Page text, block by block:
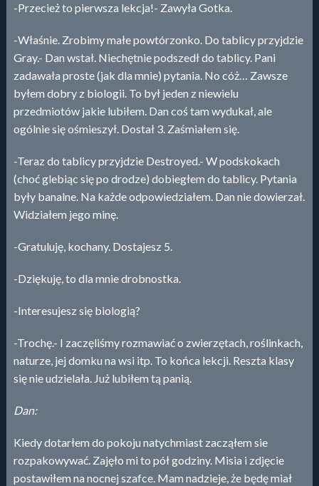
-Przecież to pierwsza lekcja!- Zawyła Gotka.
-Właśnie. Zrobimy małe powtórzonko. Do tablicy przyjdzie
Gray.- Dan wstał. Niechętnie podszedł do tablicy. Pani
zadawała proste (jak dla mnie) pytania. No cóż… Zawsze
byłem dobry z biologii. To był jeden z niewielu
przedmiotów jakie lubiłem. Dan coś tam wydukał, ale
ogólnie się ośmieszył. Dostał 3. Zaśmiałem się.
-Teraz do tablicy przyjdzie Destroyed.- W podskokach
(choć glebiąc się po drodze) dobiegłem do tablicy. Pytania
były banalne. Na każde odpowiedziałem. Dan nie dowierzał.
Widziałem jego minę.
-Gratuluję, kochany. Dostajesz 5.
-Dziękuję, to dla mnie drobnostka.
-Interesujesz się biologią?
-Trochę.- I zaczęliśmy rozmawiać o zwierzętach, roślinkach,
naturze, jej domku na wsi itp. To końca lekcji. Reszta klasy
się nie udzielała. Już lubiłem tą panią.
Dan:
Kiedy dotarłem do pokoju natychmiast zacząłem sie
rozpakowywać. Zajęło mi to pół godziny. Misia i zdjęcie
postawiłem na nocnej szafce. Mam nadzieje, że będę miał